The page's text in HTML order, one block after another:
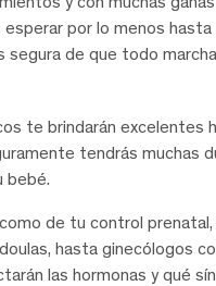
por lo menos
segura de que todo
te brindarán excelentes
tendrás muchas
bebé.
de tu control
hasta ginecólogos
las hormonas y qué